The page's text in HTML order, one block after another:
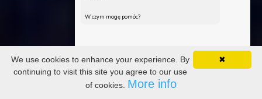
PL
W czym mogę pomóc?
✖
We use cookies to enhance your experience. By
continuing to visit this site you agree to our use
of cookies. More info